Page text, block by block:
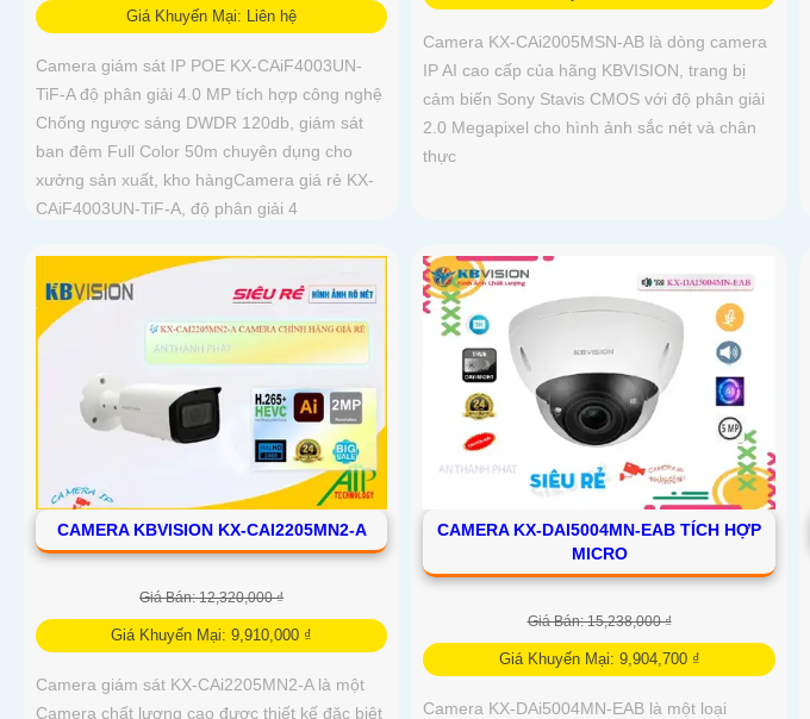
Giá Khuyến Mại: Liên hệ
Camera giám sát IP POE KX-CAiF4003UN-
TiF-A độ phân giải 4.0 MP tích hợp công nghệ
Chống ngược sáng DWDR 120db, giám sát
ban đêm Full Color 50m chuyên dụng cho
xưởng sản xuất, kho hàngCamera giá rẻ KX-
CAiF4003UN-TiF-A, độ phân giải 4
Camera KX-CAi2005MSN-AB là dòng camera
IP AI cao cấp của hãng KBVISION, trang bị
cảm biến Sony Stavis CMOS với độ phân giải
2.0 Megapixel cho hình ảnh sắc nét và chân
thực
CAMERA KBVISION KX-CAI2205MN2-A
Giá Bán: 12,320,000 ₫
Giá Khuyến Mại: 9,910,000 ₫
Camera giám sát KX-CAi2205MN2-A là một
Camera chất lượng cao được thiết kế đặc biệt
CAMERA KX-DAI5004MN-EAB TÍCH HỢP
MICRO
Giá Bán: 15,238,000 ₫
Giá Khuyến Mại: 9,904,700 ₫
Camera KX-DAi5004MN-EAB là một loại